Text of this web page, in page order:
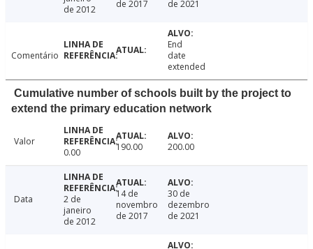
de 2012
de 2017
de 2021
Comentário
End
date
extended
Cumulative number of schools built by the project to
extend the primary education network
Valor
0.00
190.00 200.00
Data
2 de
janeiro
de 2012
14 de
novembro
de 2017
30 de
dezembro
de 2021